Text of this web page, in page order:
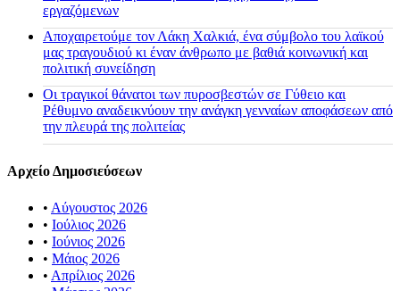
εργαζόμενων
Αποχαιρετούμε τον Λάκη Χαλκιά, ένα σύμβολο του λαϊκού
μας τραγουδιού κι έναν άνθρωπο με βαθιά κοινωνική και
πολιτική συνείδηση
Οι τραγικοί θάνατοι των πυροσβεστών σε Γύθειο και
Ρέθυμνο αναδεικνύουν την ανάγκη γενναίων αποφάσεων από
την πλευρά της πολιτείας
Αρχείο Δημοσιεύσεων
• Αύγουστος 2026
• Ιούλιος 2026
• Ιούνιος 2026
• Μάιος 2026
• Απρίλιος 2026